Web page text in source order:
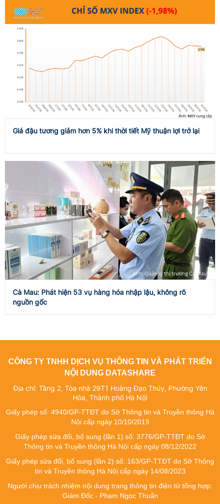
Giá đậu tương giảm hơn 5% khi thời tiết Mỹ thuận lợi trở lại
Cà Mau: Phát hiện 53 vụ hàng hóa nhập lậu, không rõ
nguồn gốc
CÔNG TY TNHH DỊCH VỤ THÔNG TIN VÀ PHÁT TRIỂN
NỘI DUNG DATASHARE
Địa chỉ: Tầng 2, Tòa nhà 29T1 Hoàng Đạo Thúy, Phường Yên
Hòa, Thành phố Hà Nội
Giấy phép số: 4940/GP-TTĐT do Sở Thông tin và Truyền thông Hà
Nội cấp ngày 10/10/2019
Giấy phép sửa đổi, bổ sung (lần 1) số: 3776/GP-TTĐT do Sở
Thông tin và Truyền thông Hà Nội cấp ngày 08/12/2022
Giấy phép sửa đổi, bổ sung (lần 2) số: 163/GP-TTĐT do Sở Thông
tin và Truyền thông Hà Nội cấp ngày 14/08/2023
Người chịu trách nhiệm nội dung trang thông tin điện tử tổng hợp:
Giám Đốc - Phạm Ngọc Thuấn